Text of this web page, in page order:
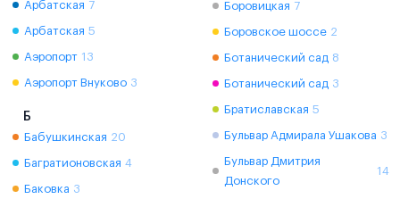
Арбатская 7
Арбатская 5
Аэропорт 13
Аэропорт Внуково 3
Б
Бабушкинская 20
Багратионовская 4
Баковка 3
Боровицкая 7
Боровское шоссе 2
Ботанический сад 8
Ботанический сад 3
Братиславская 5
Бульвар Адмирала Ушакова 3
Бульвар Дмитрия
Донского
14